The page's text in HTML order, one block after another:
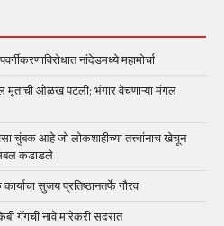
नांदेडमध्ये महामोर्चा
ओळख पटली; भंगार वेचणाऱ्या मंगल
चुंबक आहे जो लोकशाहीच्या तत्त्वांनाच खेचून
कडाडले
सुजय प्रतिष्ठानतर्फे गौरव
गँगची नावे मारेकरी सदरात